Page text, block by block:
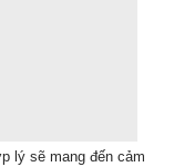
lý sẽ mang đến cảm